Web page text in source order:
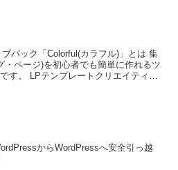
ブパック「Colorful(カラフル)」とは 集
・ページ)を初心者でも簡単に作れるツ
す。 LPテンプレートクリエイティブ
からWordPressへ安全引っ越